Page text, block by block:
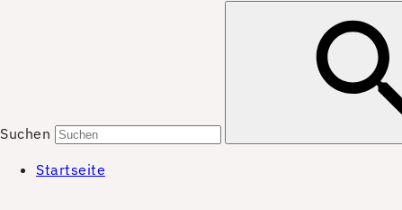
Suchen
Startseite